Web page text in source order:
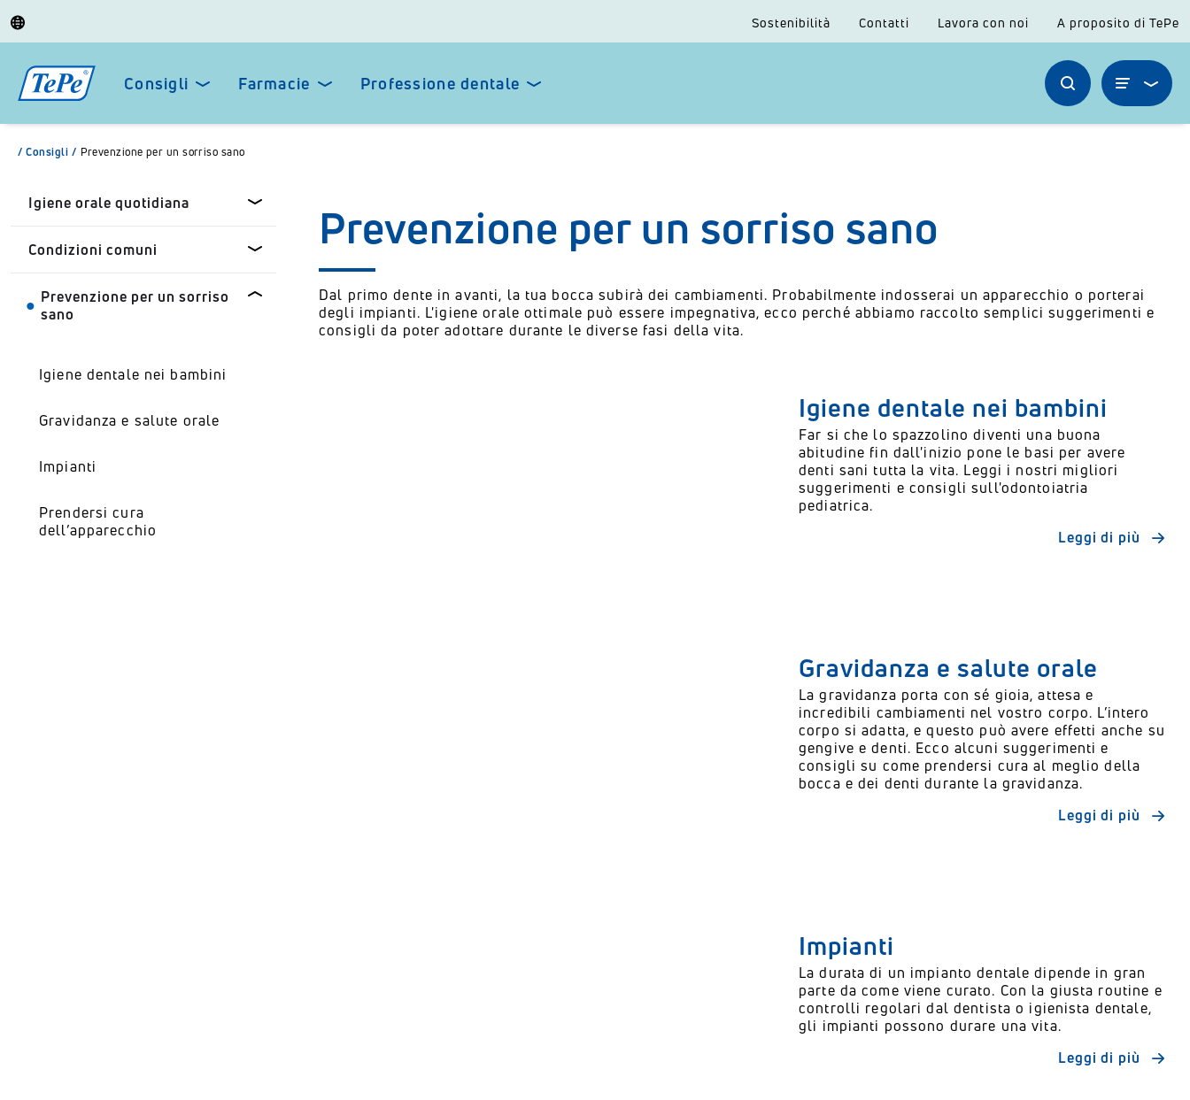
Sostenibilità Contatti Lavora con noi A proposito di TePe
Consigli Farmacie Professione dentale
/ Consigli / Prevenzione per un sorriso sano
Igiene orale quotidiana
Scegliere la misura corretta
Come usare gli scovolini
Spazzolamento
Condizioni comuni
Alito cattivo
Malattia gengivale (Gengivite)
Prevenzione per un sorriso
sano
Igiene dentale nei bambini
Gravidanza e salute orale
Impianti
Prendersi cura
dell’apparecchio
Prevenzione per un sorriso sano
Dal primo dente in avanti, la tua bocca subirà dei cambiamenti. Probabilmente indosserai un apparecchio o porterai
degli impianti. L'igiene orale ottimale può essere impegnativa, ecco perché abbiamo raccolto semplici suggerimenti e
consigli da poter adottare durante le diverse fasi della vita.
Igiene dentale nei bambini
Far si che lo spazzolino diventi una buona
abitudine fin dall'inizio pone le basi per avere
denti sani tutta la vita. Leggi i nostri migliori
suggerimenti e consigli sull'odontoiatria
pediatrica.
Leggi di più
Gravidanza e salute orale
La gravidanza porta con sé gioia, attesa e
incredibili cambiamenti nel vostro corpo. L’intero
corpo si adatta, e questo può avere effetti anche su
gengive e denti. Ecco alcuni suggerimenti e
consigli su come prendersi cura al meglio della
bocca e dei denti durante la gravidanza.
Leggi di più
Impianti
La durata di un impianto dentale dipende in gran
parte da come viene curato. Con la giusta routine e
controlli regolari dal dentista o igienista dentale,
gli impianti possono durare una vita.
Leggi di più